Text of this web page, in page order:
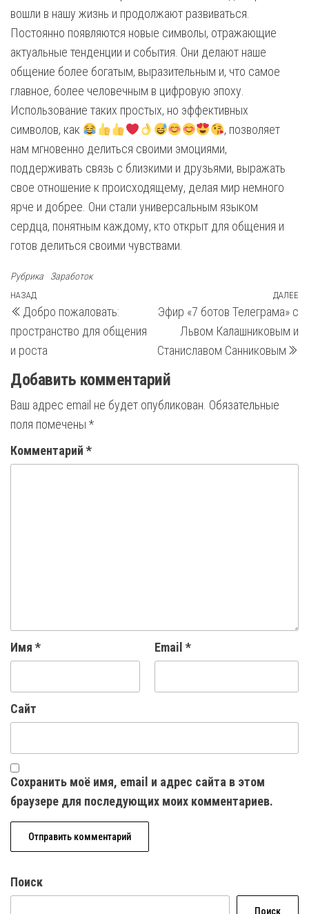
вошли в нашу жизнь и продолжают развиваться.
Постоянно появляются новые символы, отражающие
актуальные тенденции и события. Они делают наше
общение более богатым, выразительным и, что самое
главное, более человечным в цифровую эпоху.
Использование таких простых, но эффективных
символов, как
, позволяет
нам мгновенно делиться своими эмоциями,
поддерживать связь с близкими и друзьями, выражать
свое отношение к происходящему, делая мир немного
ярче и добрее. Они стали универсальным языком
сердца, понятным каждому, кто открыт для общения и
готов делиться своими чувствами.
Рубрика Заработок
Навигация
по
записям
Предыдущая
запись
НАЗАД
Добро пожаловать:
пространство для общения
и роста
ДАЛЕЕ
Эфир «7 ботов Телеграма» с
Львом Калашниковым и
Станиславом Санниковым
Добавить комментарий
Ваш адрес email не будет опубликован. Обязательные
поля помечены *
Комментарий *
Имя * Email *
Сайт
Сохранить моё имя, email и адрес сайта в этом
браузере для последующих моих комментариев.
Поиск
Поиск